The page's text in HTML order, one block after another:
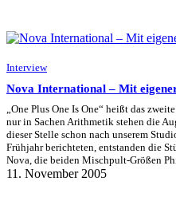
Interview
Nova International – Mit
„One Plus One Is One“ heißt das
nur in Sachen Arithmetik stehen die
dieser Stelle schon nach unserem
Frühjahr berichteten, entstanden die
Nova, die beiden Mischpult-Größen
11. November 2005